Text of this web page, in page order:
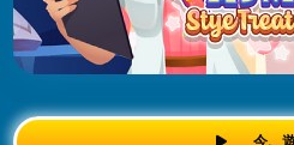
今、